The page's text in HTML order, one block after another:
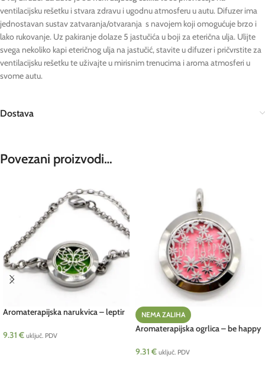
ventilacijsku rešetku i stvara zdravu i ugodnu atmosferu u autu. Difuzer ima
jednostavan sustav zatvaranja/otvaranja s navojem koji omogućuje brzo i
lako rukovanje. Uz pakiranje dolaze 5 jastučića u boji za eterična ulja. Ulijte
svega nekoliko kapi eteričnog ulja na jastučić, stavite u difuzer i pričvrstite za
ventilacijsku rešetku te uživajte u mirisnim trenucima i aroma atmosferi u
svome autu.
Dostava
Povezani proizvodi…
Aromaterapijska narukvica – leptir
9.31 € uključ. PDV
NEMA ZALIHA
Aromaterapijska ogrlica – be happy
9.31 € uključ. PDV